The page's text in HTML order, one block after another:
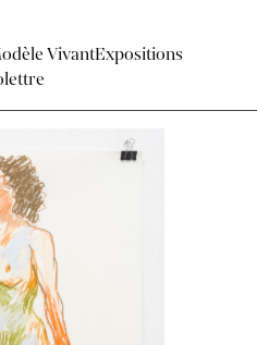
VivantExpositions